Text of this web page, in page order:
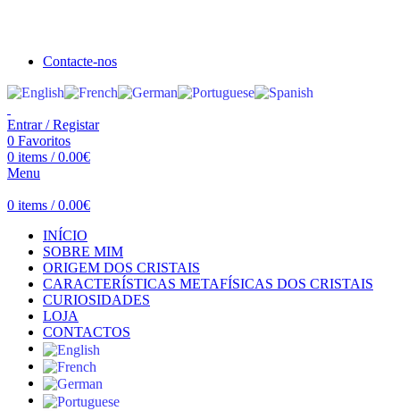
Contacte-nos
Entrar / Registar
0 Favoritos
0 items / 0.00€
Menu
0 items / 0.00€
INÍCIO
SOBRE MIM
ORIGEM DOS CRISTAIS
CARACTERÍSTICAS METAFÍSICAS DOS CRISTAIS
CURIOSIDADES
LOJA
CONTACTOS